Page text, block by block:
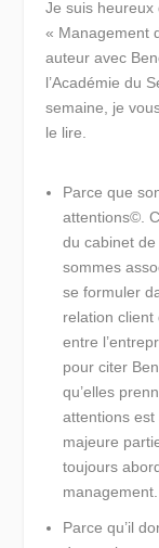
Je suis heureux
« Management
auteur avec
l’Académie du
semaine, je
le lire.
Parce que
attentions©.
du cabinet
sommes
se formuler
relation
entre
pour citer
qu’elles
attentions est
majeure
toujours
management.
Parce qu’il